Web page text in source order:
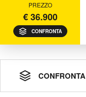
PREZZO
€ 36.900
CONFRONTA
CONFRONTA